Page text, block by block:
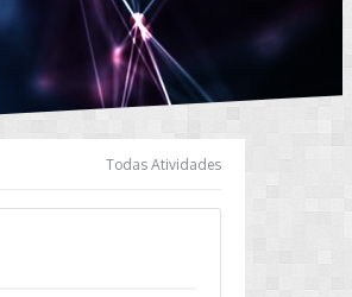
Todas Atividades